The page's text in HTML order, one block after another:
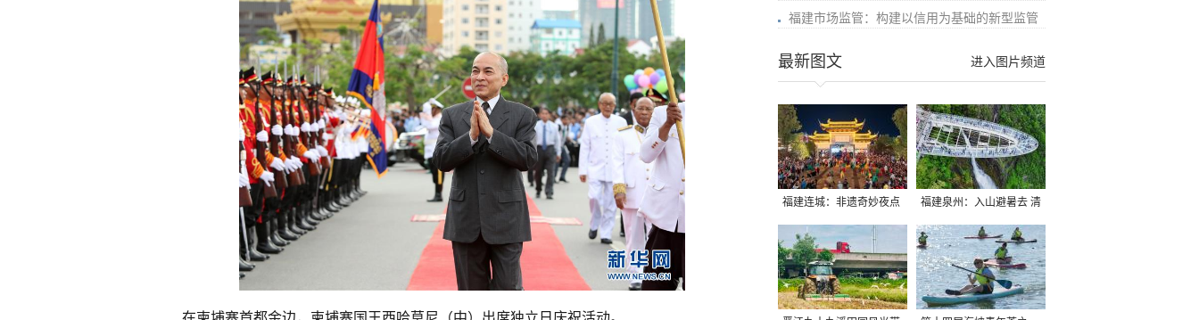
福建市场监管：构建以信用为基础的新型监管
进入图片频道
最新图文
福建连城：非遗奇妙夜点
亮夏夜
福建泉州：入山避暑去 清
凉好惬意